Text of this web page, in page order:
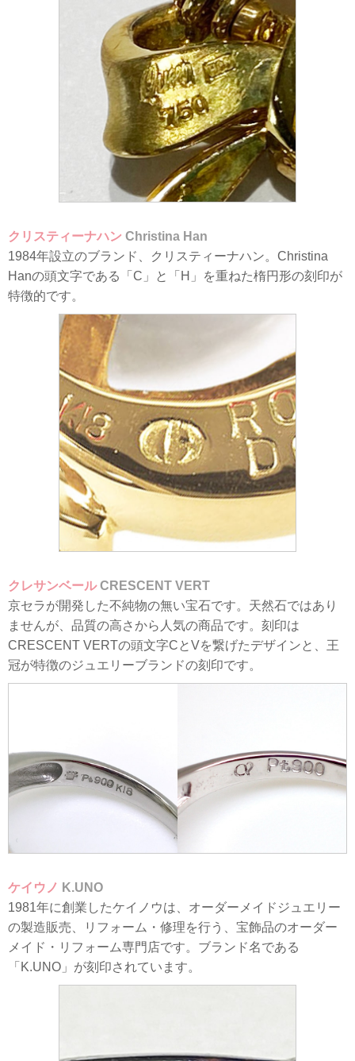
クリスティーナハン Christina Han
1984年設立のブランド、クリスティーナハン。Christina
Hanの頭文字である「C」と「H」を重ねた楕円形の刻印が
特徴的です。
クレサンベールCRESCENT VERT
京セラが開発した不純物の無い宝石です。天然石ではあり
ませんが、品質の高さから人気の商品です。刻印は
CRESCENT VERTの頭文字CとVを繋げたデザインと、王
冠が特徴のジュエリーブランドの刻印です。
ケイウノ K.UNO
1981年に創業したケイノウは、オーダーメイドジュエリー
の製造販売、リフォーム・修理を行う、宝飾品のオーダー
メイド・リフォーム専門店です。ブランド名である
「K.UNO」が刻印されています。